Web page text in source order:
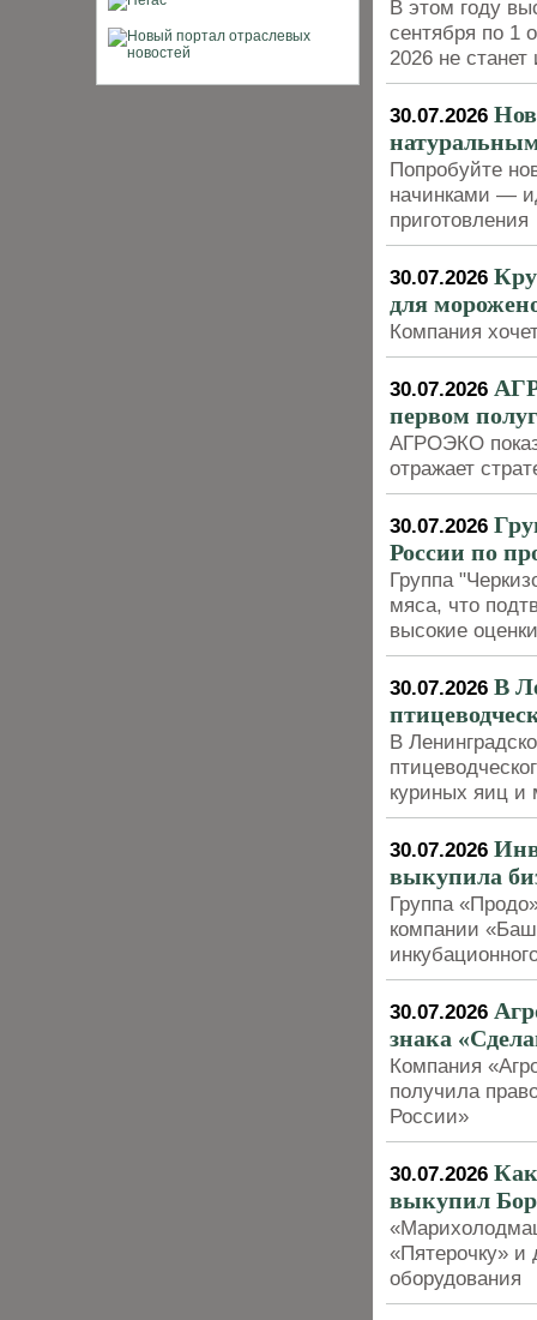
В этом году
сентября по 1
2026 не
30.07.2026
Попробуйте
начинками —
приготовления
30.07.2026
для
Компания
30.07.2026
первом
АГРОЭКО
отражает
30.07.2026
России по
Группа
мяса, что
высокие
30.07.2026 В
В
куриных яиц и
30.07.2026
выкупила
Группа
компании
30.07.2026
знака
Компания
получила
России»
30.07.2026
выкупил
«Пятерочку» и
оборудования